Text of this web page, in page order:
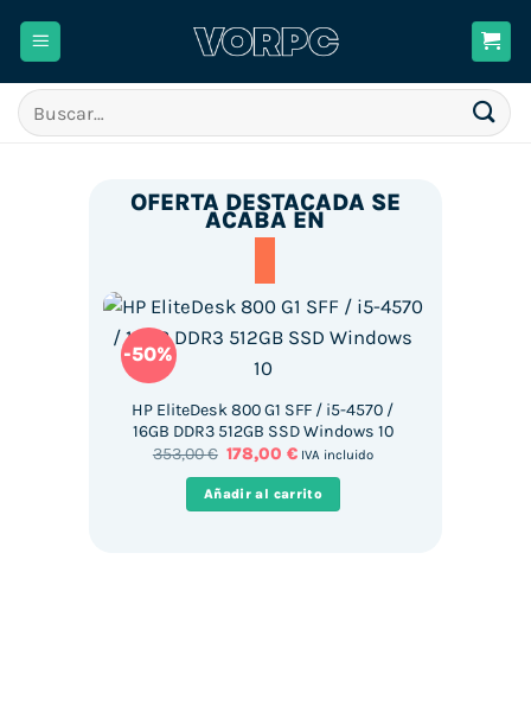
Buscar
por:
OFERTA DESTACADA SE
ACABA EN
-50%
HP EliteDesk 800 G1 SFF / i5-4570 /
16GB DDR3 512GB SSD Windows 10
353,00€ El
original
era:
178,00€El
actual
es:
IVA incluido
Añadir al carrito